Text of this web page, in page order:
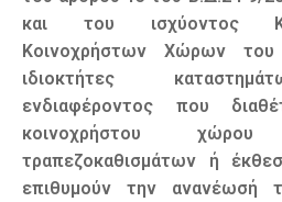
και του ισχύοντος
Κοινοχρήστων Χώρων
ιδιοκτήτες
ενδιαφέροντος που
κοινοχρήστου
τραπεζοκαθισμάτων ή
επιθυμούν την ανανέωσή